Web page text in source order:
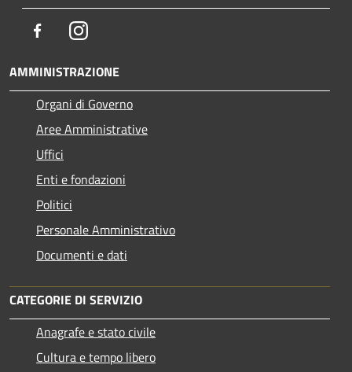
FacebookInstagram
AMMINISTRAZIONE
Organi di Governo
Aree Amministrative
Uffici
Enti e fondazioni
Politici
Personale Amministrativo
Documenti e dati
CATEGORIE DI SERVIZIO
Anagrafe e stato civile
Cultura e tempo libero